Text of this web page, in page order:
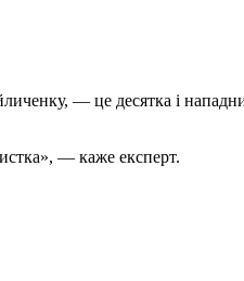
— це десятка і
— каже експерт.